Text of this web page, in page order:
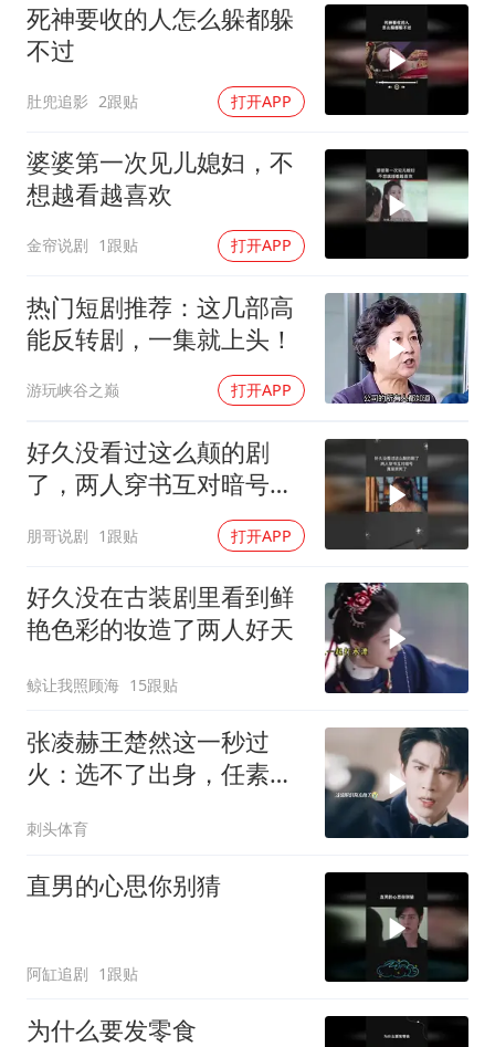
贵州轮胎子公司获美国退税8136万
东方甄选被判赔偿江小白30万元
奋进开新局 实干挑大梁
死神要收的人怎么躲都躲
不过
肚兜追影 2跟贴 打开APP
婆婆第一次见儿媳妇，不
想越看越喜欢
金帘说剧 1跟贴 打开APP
热门短剧推荐：这几部高
能反转剧，一集就上头！
游玩峡谷之巅 打开APP
好久没看过这么颠的剧
了，两人穿书互对暗号，
朋哥说剧 1跟贴 打开APP
好久没在古装剧里看到鲜
艳色彩的妆造了️两人好天
鲸让我照顾海 15跟贴
张凌赫王楚然这一秒过
火：选不了出身，任素素
刺头体育
直男的心思你别猜
阿缸追剧 1跟贴
为什么要发零食